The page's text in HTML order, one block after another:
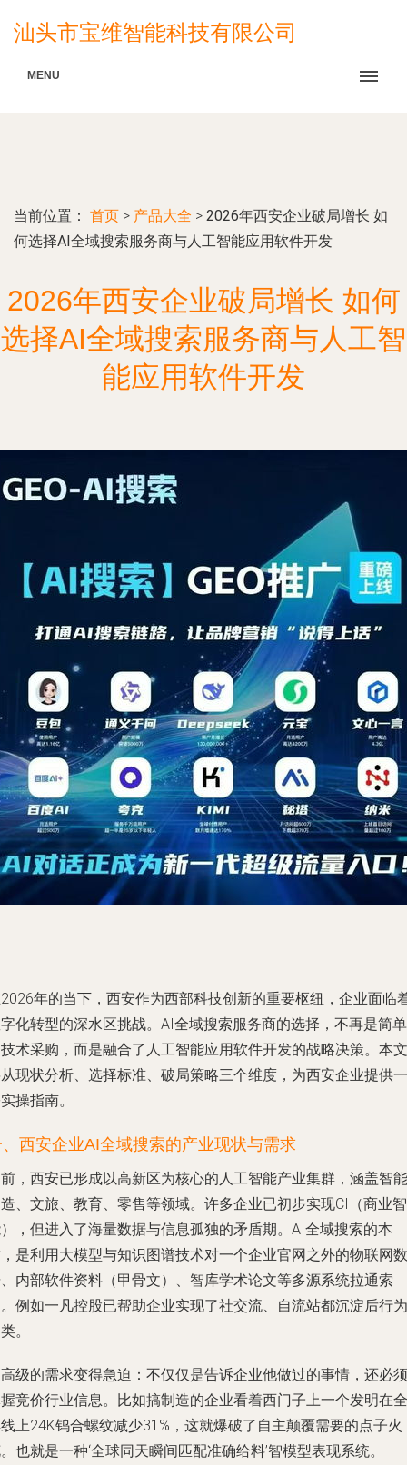
汕头市宝维智能科技有限公司
MENU
当前位置： 首页 > 产品大全 > 2026年西安企业破局增长 如
何选择AI全域搜索服务商与人工智能应用软件开发
2026年西安企业破局增长 如何
选择AI全域搜索服务商与人工智
能应用软件开发
年的当下，西安作为西部科技创新的重要枢纽，企业面临
化转型的深水区挑战。AI全域搜索服务商的选择，不再是简单
术采购，而是融合了人工智能应用软件开发的战略决策。本文
现状分析、选择标准、破局策略三个维度，为西安企业提供一
操指南。
西安企业AI全域搜索的产业现状与需求
，西安已形成以高新区为核心的人工智能产业集群，涵盖智能
、文旅、教育、零售等领域。许多企业已初步实现CI（商业智
，但进入了海量数据与信息孤独的矛盾期。AI全域搜索的本
是利用大模型与知识图谱技术对一个企业官网之外的物联网数
内部软件资料（甲骨文）、智库学术论文等多源系统拉通索
例如一凡控股已帮助企业实现了社交流、自流站都沉淀后行为
。
级的需求变得急迫：不仅仅是告诉企业他做过的事情，还必须
竞价行业信息。比如搞制造的企业看着西门子上一个发明在全
上24K钨合螺纹减少31%，这就爆破了自主颠覆需要的点子火
也就是一种‘全球同天瞬间匹配准确给料’智模型表现系统。